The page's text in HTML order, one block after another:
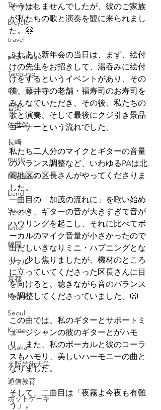
Taiwanese
bicycle
travel
pilgrimage
Taichung
CD
音楽
佐世保
長崎
music
Nagasaki
band
Sasebo
letter
韓国
ソウル
京都
Korean
Seoul
Kyoto
Osaka
大阪芸術大学
通信教育
ホットケーキ
そうはしませんでしたが、彼のご家族
が私たちの歌と演奏を観に来られまし
た。🤗
ふれあい新年会の当日は、まず、絵付
けの先生をお招きして、湯吞みに絵付
けをするというイベントがあり、その
後、藤井寺の老舗・福寿司のお寿司を
みんなでいただき、その後、私たちの
歌と演奏、そして最後にクジ引き景品
コーナーという流れでした。
私たち二人分のマイクとギターの音量
のバランス調整など、いわゆるPAは北
岡地区の区長さんがやってくださりま
した。
一曲目の「加茂の流れに」を歌い始め
たとき、ギターの音が大きすぎて音が
ハウリングを起こし、それに比べてボ
ーカルのマイク音量が小さかったので
出だしいきなりミニ・ハプニングとな
り、少し焦りましたが、機材のところ
に立っていてくださった区長さんに目
を向けると、聴きながら音のバランス
を調整してくださっていました。👐
この曲では、私のギターとサポートミ
ュージシャンの彼のギターとがハモ
リ、また、私のボーカルと彼のコーラ
スもハモリ、美しいハーモニーの曲と
なりました。
そして、二曲目は「夜霧よ今夜も有難
う」。